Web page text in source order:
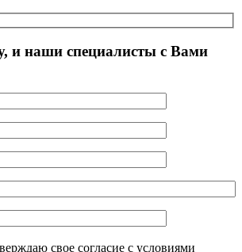
и наши специалисты с Вами
свое согласие с условиями